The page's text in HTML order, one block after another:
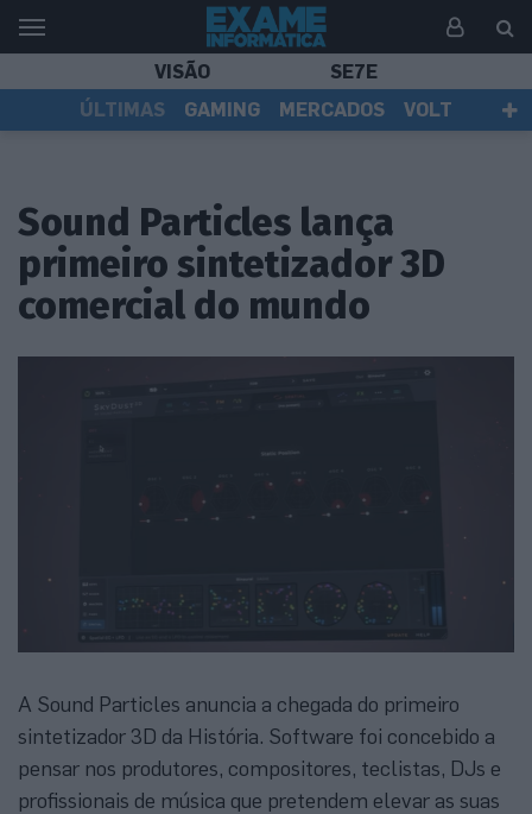
VISÃO
SE7E
ÚLTIMAS
GAMING MERCADOS
VOLT
Sound Particles lança
primeiro sintetizador 3D
comercial do mundo
A Sound Particles anuncia a chegada do primeiro
sintetizador 3D da História. Software foi concebido a
pensar nos produtores, compositores, teclistas, DJs e
profissionais de música que pretendem elevar as suas